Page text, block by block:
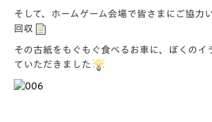
そして、ホームゲーム会場で皆さまにご協力
回収
その古紙をもぐもぐ食べるお車に、ぼくのイ
ていただきました